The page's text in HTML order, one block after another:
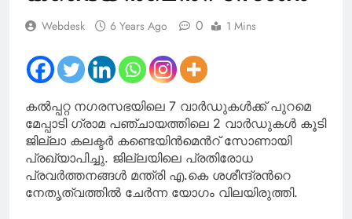
Webdesk 6 Years Ago 0 1 Mins
കല്‍പ്പറ്റ നഗരസഭയിലെ 7 വാര്‍ഡുകള്‍ക്ക് പുറമെ
മേപ്പാടി ഗ്രാമ പഞ്ചായത്തിലെ 2 വാര്‍ഡുകള്‍ കൂടി
ജില്ലാ കലക്ടര്‍ കണ്ടെയിന്‍മെന്‍റ് സോണായി
പ്രഖ്യാപിച്ചു. ജില്ലയിലെ പ്രതിരോധ
പ്രവര്‍ത്തനങ്ങള്‍ മന്ത്രി എ.കെ ശശീന്ദ്രന്‍റെ
നേതൃത്വത്തില്‍ ചേര്‍ന്ന യോഗം വിലയിരുത്തി.